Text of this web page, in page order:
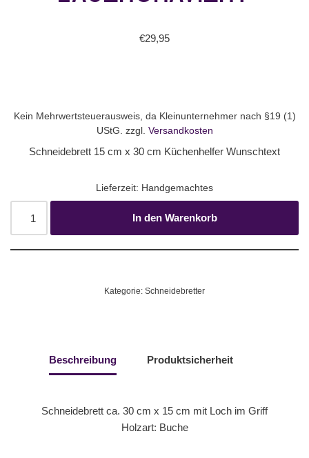
€29,95
Kein Mehrwertsteuerausweis, da Kleinunternehmer nach §19 (1)
UStG. zzgl. Versandkosten
Schneidebrett 15 cm x 30 cm Küchenhelfer Wunschtext
Lieferzeit: Handgemachtes
In den Warenkorb
Kategorie: Schneidebretter
Beschreibung Produktsicherheit
Schneidebrett ca. 30 cm x 15 cm mit Loch im Griff
Holzart: Buche